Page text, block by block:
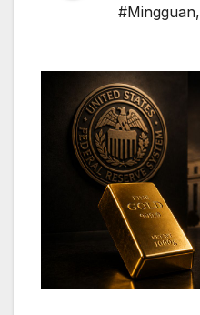
#Mingguan,